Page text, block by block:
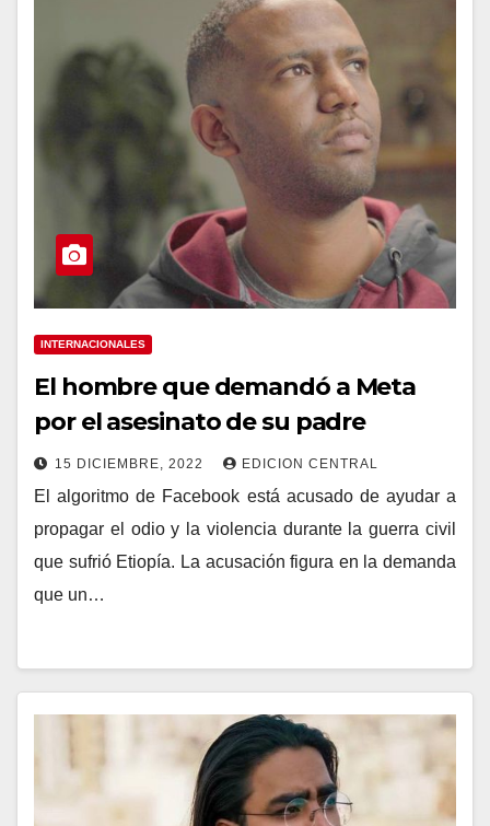
INTERNACIONALES
El hombre que demandó a Meta
por el asesinato de su padre
15 DICIEMBRE, 2022 EDICION CENTRAL
El algoritmo de Facebook está acusado de ayudar a
propagar el odio y la violencia durante la guerra civil
que sufrió Etiopía. La acusación figura en la demanda
que un…